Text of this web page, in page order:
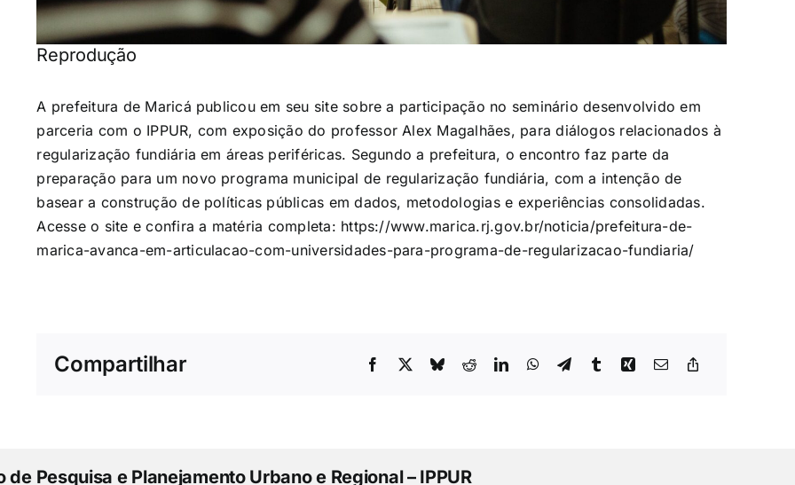
Reprodução
A prefeitura de Maricá publicou em seu site sobre a participação no seminário desenvolvido em
parceria com o IPPUR, com exposição do professor Alex Magalhães, para diálogos relacionados à
regularização fundiária em áreas periféricas. Segundo a prefeitura, o encontro faz parte da
preparação para um novo programa municipal de regularização fundiária, com a intenção de
basear a construção de políticas públicas em dados, metodologias e experiências consolidadas.
Acesse o site e confira a matéria completa: https://www.marica.rj.gov.br/noticia/prefeitura-de-
marica-avanca-em-articulacao-com-universidades-para-programa-de-regularizacao-fundiaria/
Compartilhar
de Pesquisa e Planejamento Urbano e Regional – IPPUR